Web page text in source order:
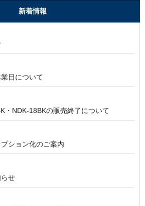
新着情報
日について
・NDK-18BKの販売終了について
ション化のご案内
せ